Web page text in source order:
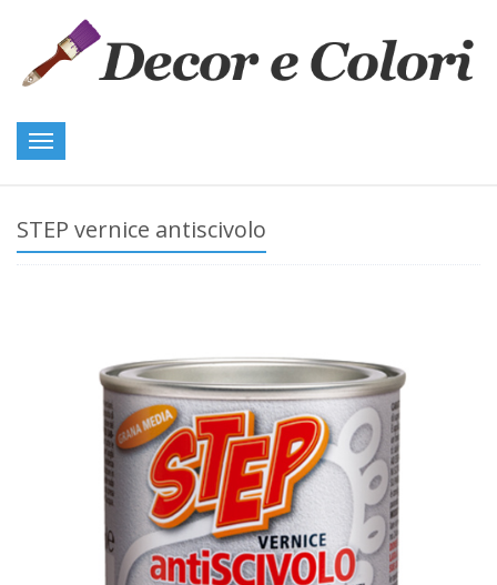
Toggle
navigation
STEP vernice antiscivolo